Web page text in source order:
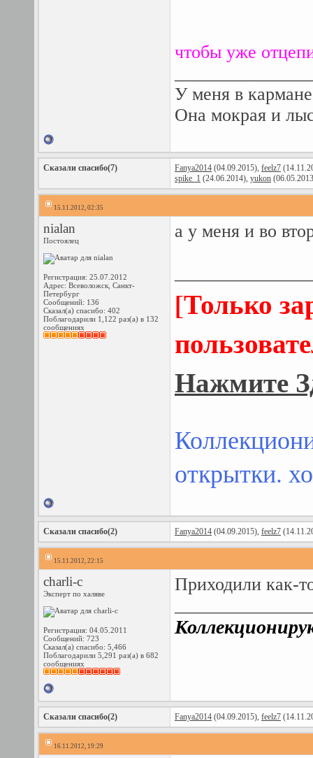
чтобы уже
У меня в
Она мокрая и
Сказали спасибо(7) Fanya2014 (04.09.2015), feelz7
spike_1 (24.06.2014), yukon
15.11.2012, 02:35
nialan
Постоялец
Регистрация: 25.07.2012
Адрес: Всеволожск, Санкт-
Петербург
Сообщений: 136
Сказал(а) спасибо: 402
Поблагодарили 1,122 раз(а) в 132
сообщениях
а у меня и во
[Только
Нажмите
открытки.
Сказали спасибо(2) Fanya2014 (04.09.2015), feelz7
15.11.2012, 22:15
charli-c
Эксперт по халяве
Регистрация: 04.05.2011
Сообщений: 723
Сказал(а) спасибо: 5,466
Поблагодарили 5,291 раз(а) в 682
сообщениях
Приходили как-
Сказали спасибо(2) Fanya2014 (04.09.2015), feelz7
16.11.2012, 19:29